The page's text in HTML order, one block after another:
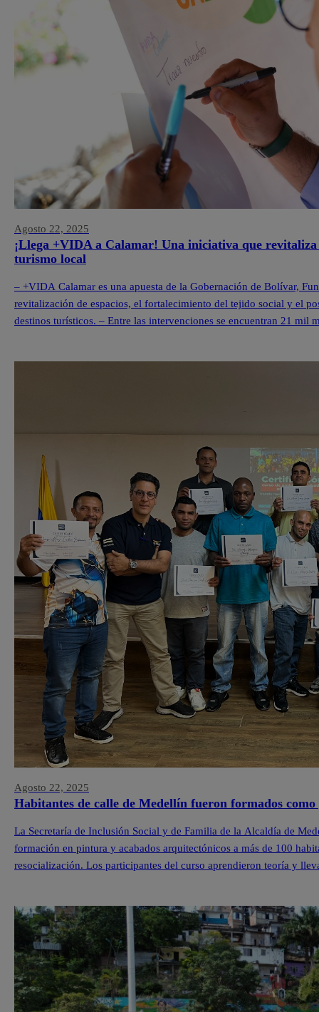
Agosto 22, 2025
¡Llega +VIDA a Calamar! Una iniciativa que
turismo local
– +VIDA Calamar es una apuesta de la Gobernación de Bolívar,
revitalización de espacios, el fortalecimiento del tejido social y el
destinos turísticos. – Entre las intervenciones se encuentran 21 mil
Agosto 22, 2025
Habitantes de calle de Medellín fueron formados
La Secretaría de Inclusión Social y de Familia de la Alcaldía de
formación en pintura y acabados arquitectónicos a más de 100
resocialización. Los participantes del curso aprendieron teoría y